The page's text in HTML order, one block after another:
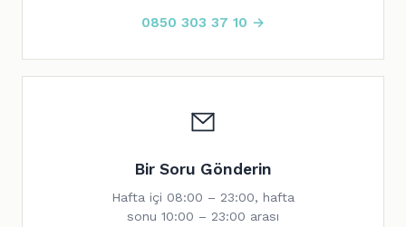
0850 303 37 10 →
Bir Soru Gönderin
Hafta içi 08:00 – 23:00, hafta
sonu 10:00 – 23:00 arası